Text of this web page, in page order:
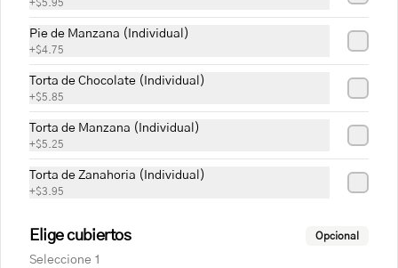
Conócenos
Cobertura
Preguntas frecuentes
Política de Privacidad Cassolette
Términos y condiciones Cassolette
Términos y condiciones
Política de privacidad
Redes sociales
+$5.95
Pie de Manzana (Individual)
+$4.75
Torta de Chocolate (Individual)
+$5.85
Torta de Manzana (Individual)
+$5.25
Torta de Zanahoria (Individual)
+$3.95
Elige cubiertos Opcional
Seleccione 1